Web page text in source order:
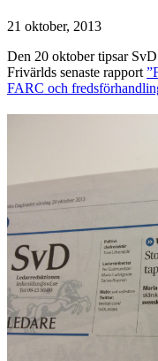
21 oktober, 2013
Den 20 oktober tipsar
Frivärlds senaste rapport
FARC och